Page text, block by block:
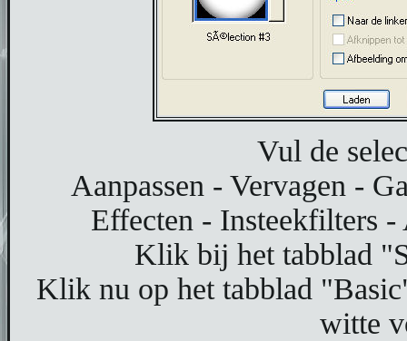
Vul de
Aanpassen - Vervagen -
Effecten - Insteekfilters
Klik bij het tabblad
Klik nu op het tabblad
witte